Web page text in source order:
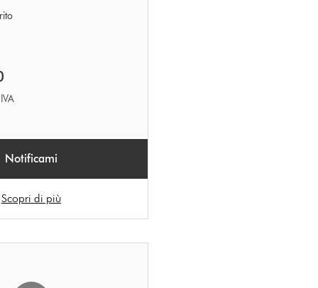
Notificami
Scopri di più